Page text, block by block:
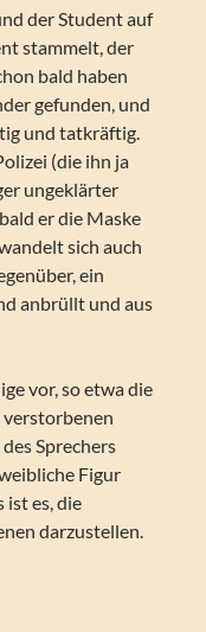
der Student auf
stammelt, der
bald haben
gefunden, und
und tatkräftig.
(die ihn ja
ungeklärter
er die Maske
sich auch
ein
anbrüllt und aus
vor, so etwa die
Sprechers
Figur
ist es, die
darzustellen.